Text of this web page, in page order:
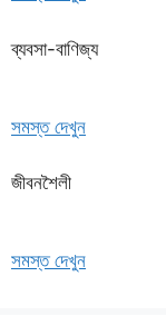
ব্যবসা-বাণিজ্য
সমস্ত দেখুন
জীবনশৈলী
সমস্ত দেখুন